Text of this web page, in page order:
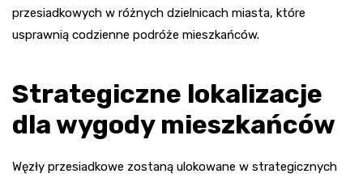
przesiadkowych w różnych dzielnicach miasta, które
usprawnią codzienne podróże mieszkańców.
Strategiczne lokalizacje
dla wygody mieszkańców
Węzły przesiadkowe zostaną ulokowane w strategicznych